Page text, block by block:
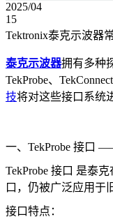
2025/04
15
Tektronix泰克示波器
泰克示波器拥有多种
TekProbe、
技将对这些接口系统
一、TekProbe 接口
TekProbe 接口 是泰
口，仍被广泛应用于
接口特点：